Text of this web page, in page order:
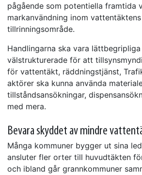
pågående som potentiella framtida
markanvändning inom vattentäktens
tillrinningsområde.
Handlingarna ska vara
välstrukturerade för att
för vattentäkt, räddningstjänst,
aktörer ska kunna använda
tillståndsansökningar,
med mera.
Bevara skyddet av mindre
Många kommuner bygger ut sina
ansluter fler orter till huvudtäkten
och ibland går grannkommuner